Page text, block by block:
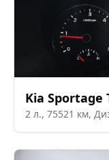
Kia Sportage
2 л., 75521 км,